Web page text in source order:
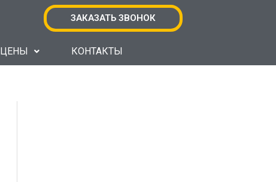
ЗАКАЗАТЬ ЗВОНОК
ЦЕНЫ КОНТАКТЫ